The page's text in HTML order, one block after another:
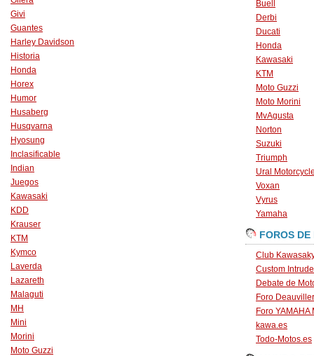
Givi
Guantes
Harley Davidson
Historia
Honda
Horex
Humor
Husaberg
Husqvarna
Hyosung
Inclasificable
Indian
Juegos
Kawasaki
KDD
Krauser
KTM
Kymco
Laverda
Lazareth
Malaguti
MH
Mini
Morini
Moto Guzzi
Buell
Derbi
Ducati
Honda
Kawasaki
KTM
Moto Guzzi
Moto Morini
MvAgusta
Norton
Suzuki
Triumph
Ural
Voxan
Vyrus
Yamaha
FOROS DE
Club
Custom
Debate de
Foro
Foro YAMAHA
kawa.es
Todo-Motos.es